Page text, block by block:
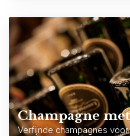
Champagne
Verfijnde champagnes